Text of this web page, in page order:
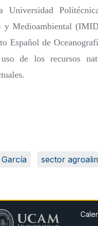
y Medioambiental
Español de
de los recursos
sector